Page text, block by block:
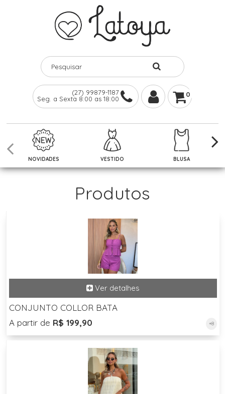
(27) 99879-1187
Seg. a Sexta 8:00 as 18:00
0
NOVIDADES VESTIDO BLUSA
Produtos
CONJUNTO COLLOR BATA
A partir de R$ 199,90 +8